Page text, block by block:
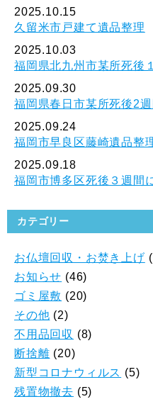
2025.10.15
久留米市戸建て遺品整理
2025.10.03
福岡県北九州市某所死後
2025.09.30
福岡県春日市某所死後2
2025.09.24
福岡市早良区藤崎遺品整
2025.09.18
福岡市博多区死後３週間
カテゴリー
お仏壇回収・お焚き上げ
お知らせ (46)
ゴミ屋敷 (20)
その他 (2)
不用品回収 (8)
断捨離 (20)
新型コロナウィルス (5)
残置物撤去 (5)